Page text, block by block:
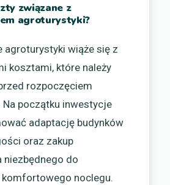
związane z
agroturystyki?
agroturystyki wiąże się z
kosztami, które należy
rozpoczęciem
Na początku inwestycje
adaptację budynków
oraz zakup
niezbędnego do
komfortowego noclegu.